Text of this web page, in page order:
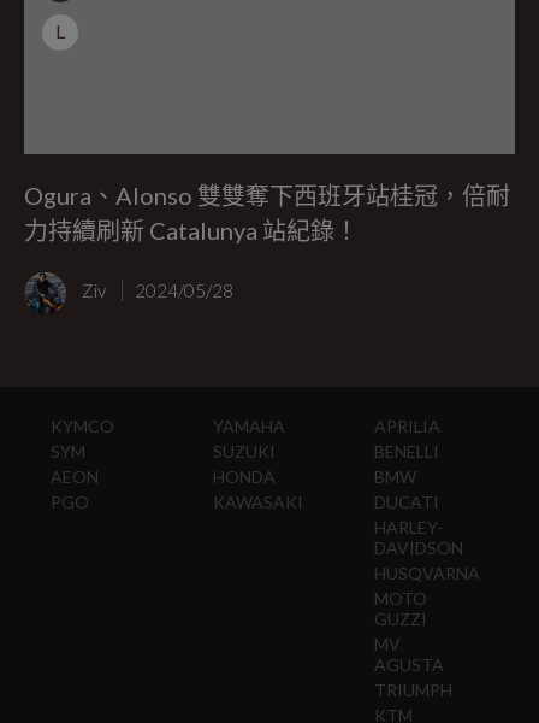
L
Ogura、Alonso 雙雙奪下西班牙站桂冠，倍耐
力持續刷新 Catalunya 站紀錄！
Ziv 2024/05/28
KYMCO
SYM
AEON
PGO
YAMAHA
SUZUKI
HONDA
KAWASAKI
APRILIA
BENELLI
BMW
DUCATI
HARLEY-
DAVIDSON
HUSQVARNA
MOTO
GUZZI
MV
AGUSTA
TRIUMPH
KTM